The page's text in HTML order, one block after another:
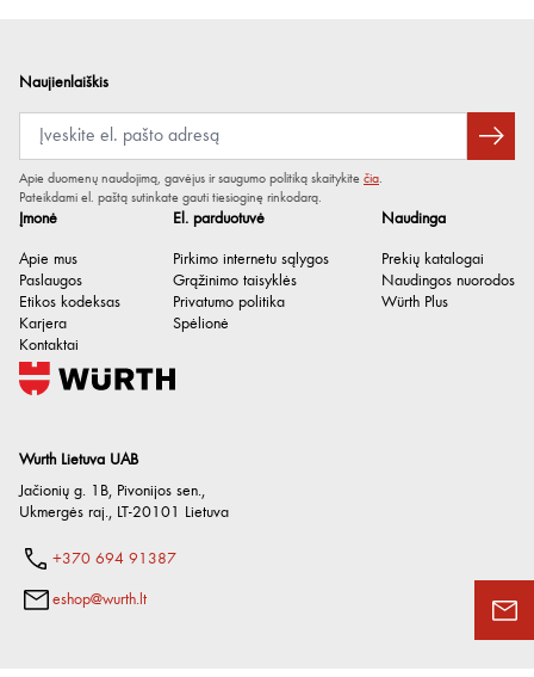
Wurth Lietuva UAB
Jačionių g. 1B, Pivonijos sen.,
Ukmergės raj., LT-20101 Lietuva
+370 694 91387
eshop@wurth.lt
Įmonė
Apie mus
Paslaugos
Etikos kodeksas
Karjera
Kontaktai
El. parduotuvė
Pirkimo internetu sąlygos
Grąžinimo taisyklės
Privatumo politika
Spėlionė
Naudinga
Prekių katalogai
Naudingos nuorodos
Würth Plus
Naujienlaiškis
Apie duomenų naudojimą, gavėjus ir saugumo politiką skaitykite čia.
Pateikdami el. paštą sutinkate gauti tiesioginę rinkodarą.